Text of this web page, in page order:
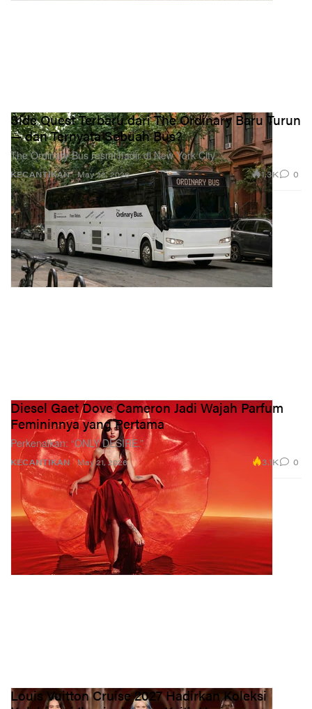
KECANTIKAN
Side Quest Terbaru dari The Ordinary Baru Turun
— dan Ternyata Sebuah Bus?
The Ordinary Bus resmi hadir di New York City.
May 22, 2026 1.3K 0
KECANTIKAN
Diesel Gaet Dove Cameron Jadi Wajah Parfum
Femininnya yang Pertama
Perkenalkan: “ONLY DESIRE.”
May 21, 2026 3.1K 0
Louis Vuitton Cruise 2027 Hadirkan Koleksi